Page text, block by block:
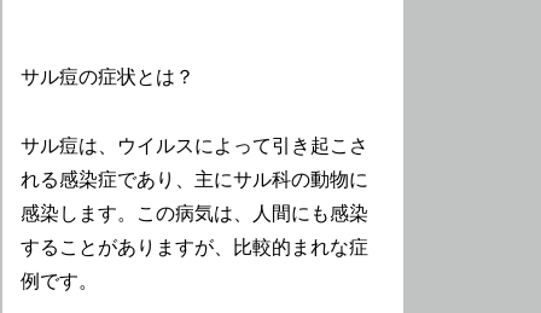
サル痘の症状とは？
サル痘は、ウイルスによって引き起こさ
れる感染症であり、主にサル科の動物に
感染します。この病気は、人間にも感染
することがありますが、比較的まれな症
例です。